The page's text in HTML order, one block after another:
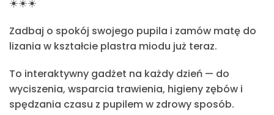
Zadbaj o spokój swojego pupila i zamów matę do
lizania w kształcie plastra miodu już teraz.
To interaktywny gadżet na każdy dzień — do
wyciszenia, wsparcia trawienia, higieny zębów i
spędzania czasu z pupilem w zdrowy sposób.